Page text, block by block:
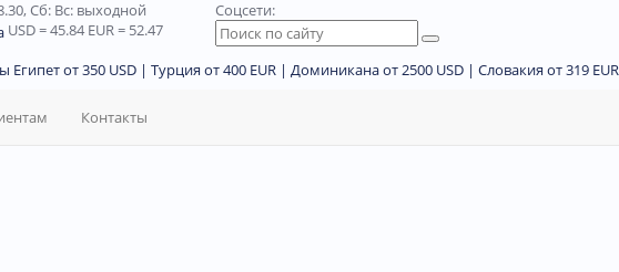
Сб: Вс: выходной
USD= 45.84EUR= 52.47
Соцсети:
Египет от 350 USD | Турция от 400 EUR | Доминикана от 2500 USD | Словакия от 319 EUR
Контакты